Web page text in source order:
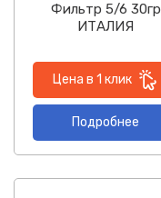
Фильтр 5/6 30гр
ИТАЛИЯ
Цена в 1 клик
Подробнее